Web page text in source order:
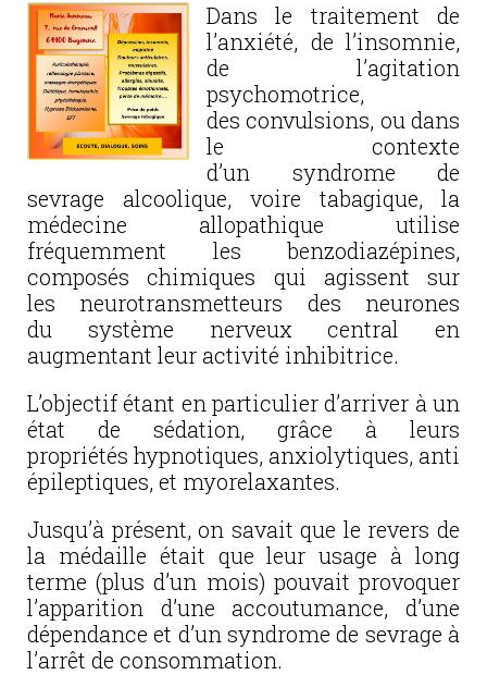
Dans le traitement de
l’anxiété, de l’insomnie,
de l’agitation
psychomotrice,
des convulsions, ou dans
le contexte
d’un syndrome de
sevrage alcoolique, voire tabagique, la
médecine allopathique utilise
fréquemment les benzodiazépines,
composés chimiques qui agissent sur
les neurotransmetteurs des neurones
du système nerveux central en
augmentant leur activité inhibitrice.
L’objectif étant en particulier d’arriver à un
état de sédation, grâce à leurs
propriétés hypnotiques, anxiolytiques, anti
épileptiques, et myorelaxantes.
Jusqu’à présent, on savait que le revers de
la médaille était que leur usage à long
terme (plus d’un mois) pouvait provoquer
l’apparition d’une accoutumance, d’une
dépendance et d’un syndrome de sevrage à
l’arrêt de consommation.